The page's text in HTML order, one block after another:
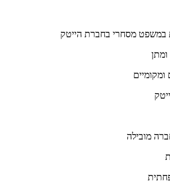
במשפט מסחרי בחברת הייטק
ומקומיים
מובילה